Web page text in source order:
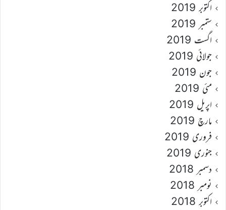
اکتوبر 2019
ستمبر 2019
اگست 2019
جولائی 2019
جون 2019
مئی 2019
اپریل 2019
مارچ 2019
فروری 2019
جنوری 2019
دسمبر 2018
نومبر 2018
اکتوبر 2018